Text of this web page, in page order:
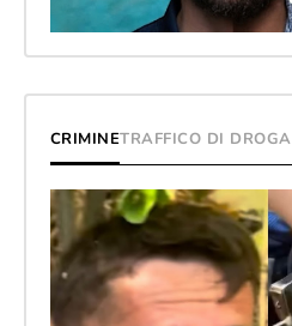
CRIMINETRAFFICO DI DROGA